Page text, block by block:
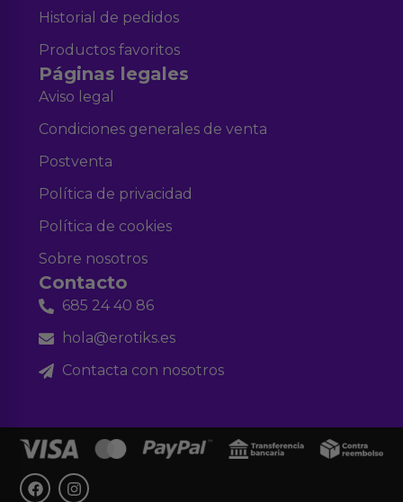
Historial de pedidos
Productos favoritos
Páginas legales
Aviso legal
Condiciones generales de venta
Postventa
Política de privacidad
Política de cookies
Sobre nosotros
Contacto
685 24 40 86
hola@erotiks.es
Contacta con nosotros
F
a
I
n